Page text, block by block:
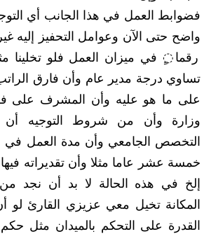
فضوابط العمل في هذا الجانب أي
واضح حتى الآن وعوامل التحفيز إليه
رقما◌ٍ في ميزان العمل فلو تخلينا
تساوي درجة مدير عام وأن فارق
على ما هو عليه وأن المشرف على
وزارة وأن من شروط التوجيه أن
التخصص الجامعي وأن مدة العمل في
خمسة عشر عاما مثلا وأن تقديراته
إلخ في هذه الحالة لا بد أن نجد
المكانة تخيل معي عزيزي القارئ لو
القدرة على التحكم بالميدان مثل